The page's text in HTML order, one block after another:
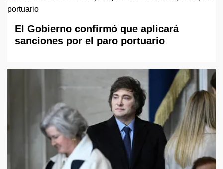
El Gobierno confirmó que aplicará
sanciones por el paro portuario